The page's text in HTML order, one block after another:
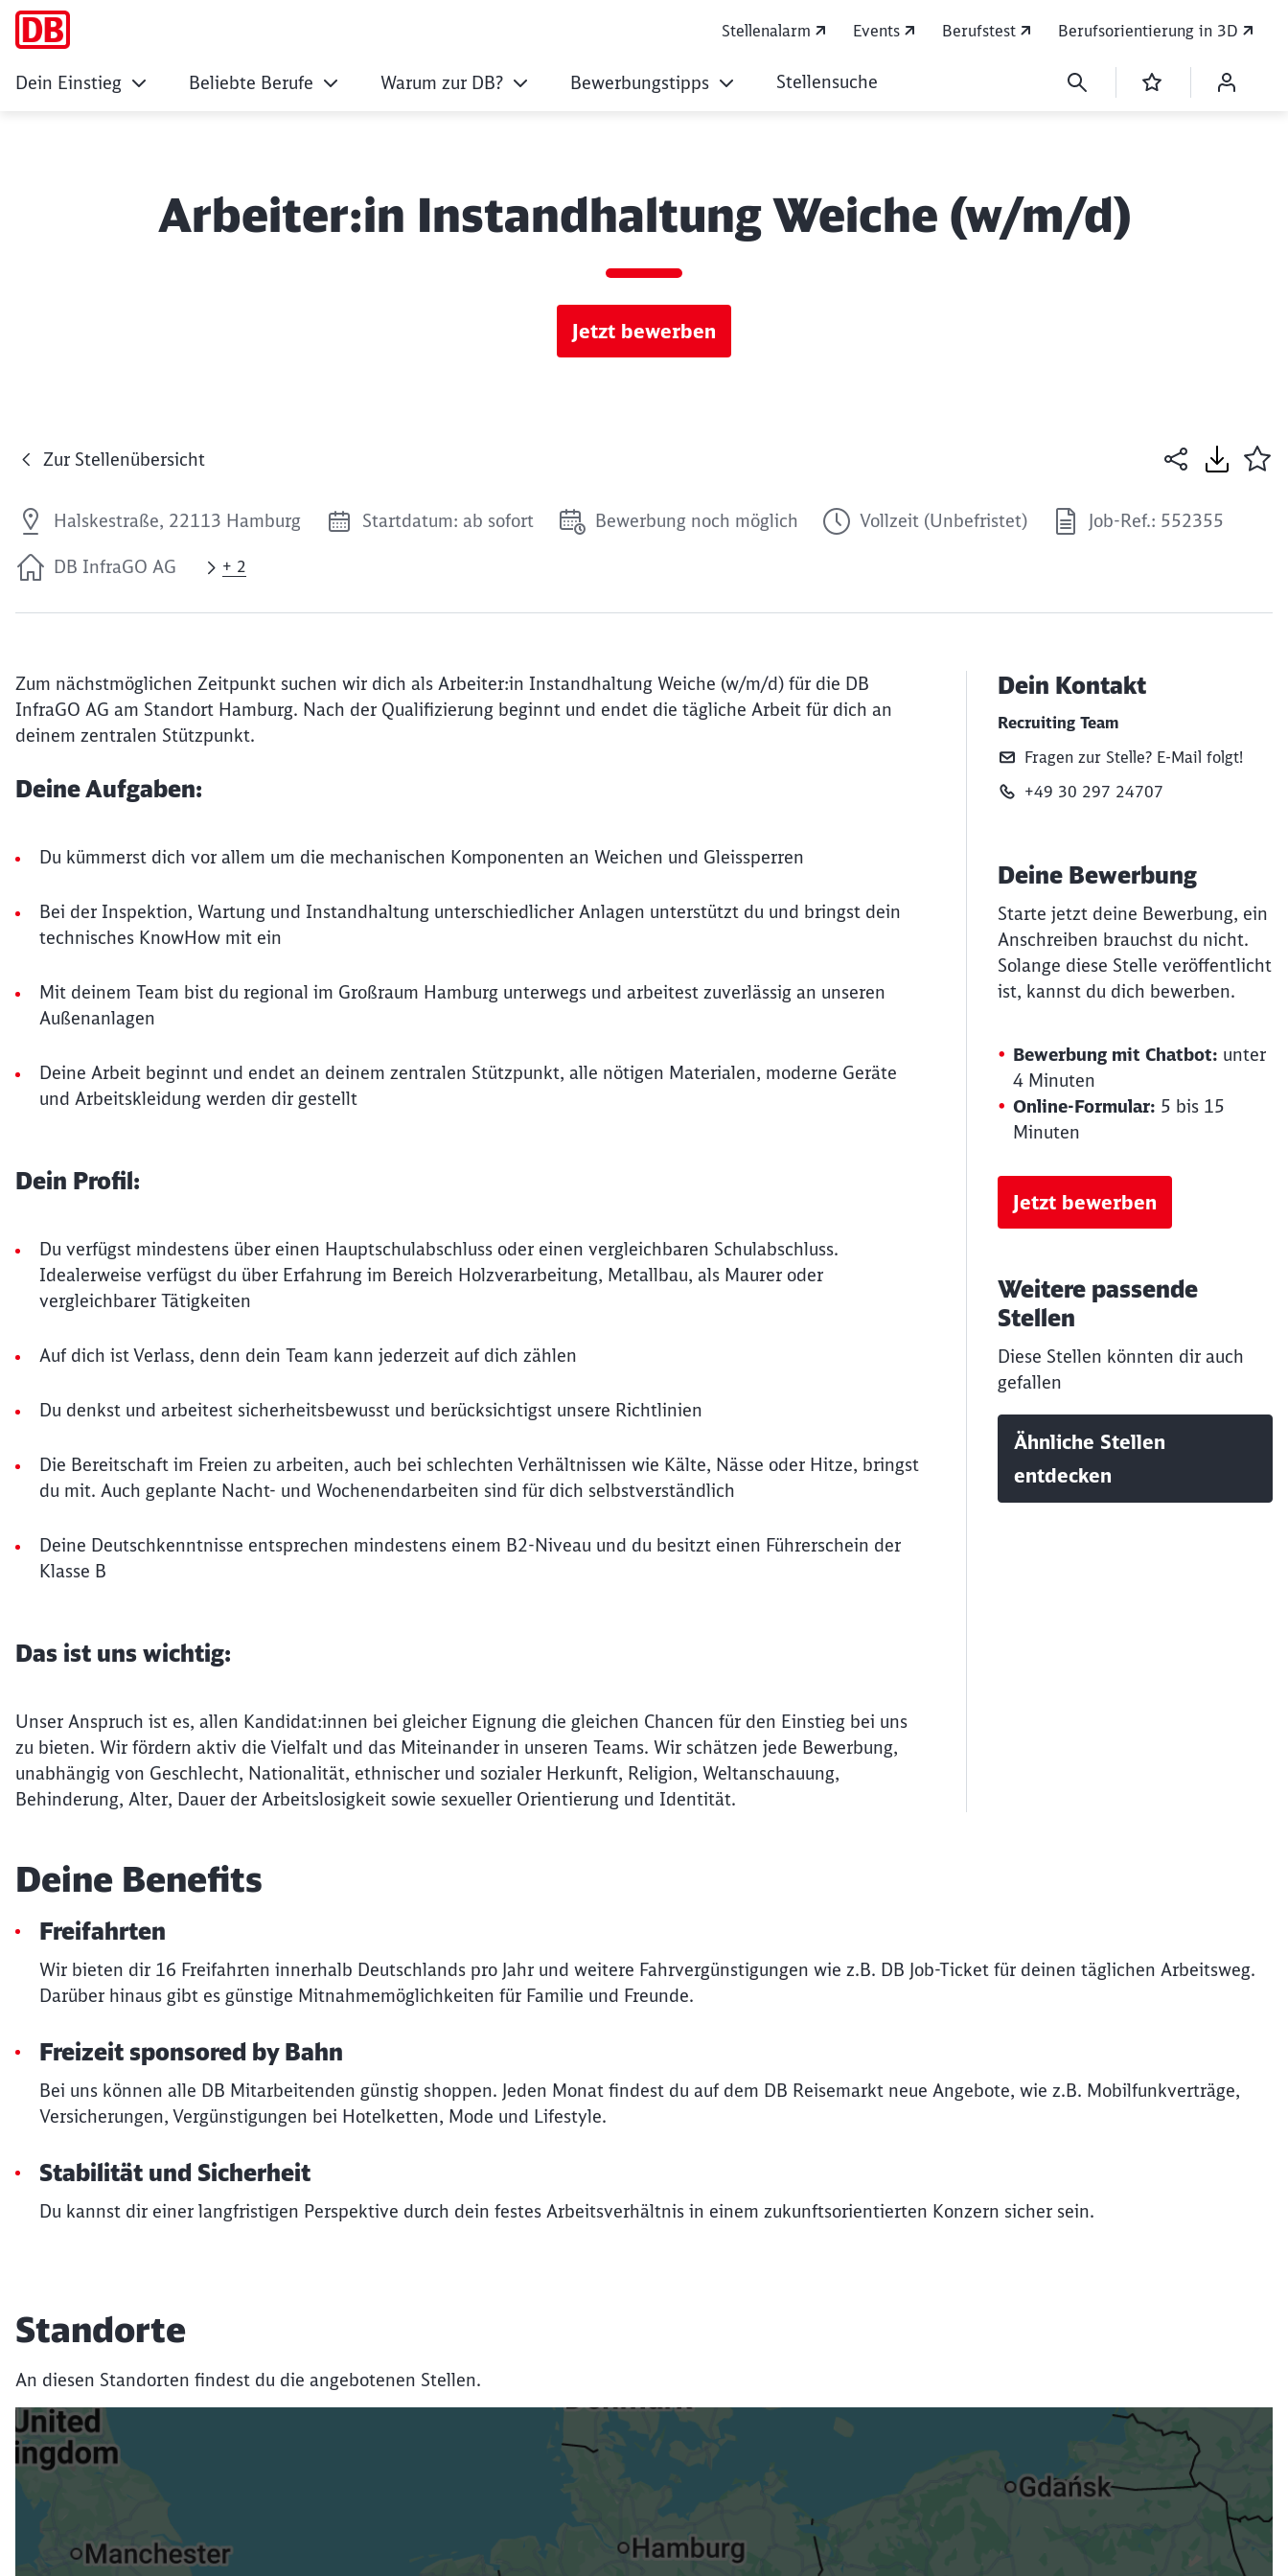
Stellenalarm Events Berufstest Berufsorientierung in 3D
Dein Einstieg Beliebte Berufe Warum zur DB? Bewerbungstipps Stellensuche
Arbeiter:in Instandhaltung Weiche (w/m/d)
Jetzt bewerben
Zur Stellenübersicht
Halskestraße, 22113 Hamburg Startdatum: ab sofort Bewerbung noch möglich Vollzeit (Unbefristet) Job-Ref.: 552355
DB InfraGO AG + 2
Zum nächstmöglichen Zeitpunkt suchen wir dich als Arbeiter:in Instandhaltung Weiche (w/m/d) für die DB
InfraGO AG am Standort Hamburg. Nach der Qualifizierung beginnt und endet die tägliche Arbeit für dich an
deinem zentralen Stützpunkt.
Deine Aufgaben:
Du kümmerst dich vor allem um die mechanischen Komponenten an Weichen und Gleissperren
Bei der Inspektion, Wartung und Instandhaltung unterschiedlicher Anlagen unterstützt du und bringst dein
technisches KnowHow mit ein
Mit deinem Team bist du regional im Großraum Hamburg unterwegs und arbeitest zuverlässig an unseren
Außenanlagen
Deine Arbeit beginnt und endet an deinem zentralen Stützpunkt, alle nötigen Materialen, moderne Geräte
und Arbeitskleidung werden dir gestellt
Dein Profil:
Du verfügst mindestens über einen Hauptschulabschluss oder einen vergleichbaren Schulabschluss.
Idealerweise verfügst du über Erfahrung im Bereich Holzverarbeitung, Metallbau, als Maurer oder
vergleichbarer Tätigkeiten
Auf dich ist Verlass, denn dein Team kann jederzeit auf dich zählen
Du denkst und arbeitest sicherheitsbewusst und berücksichtigst unsere Richtlinien
Die Bereitschaft im Freien zu arbeiten, auch bei schlechten Verhältnissen wie Kälte, Nässe oder Hitze, bringst
du mit. Auch geplante Nacht- und Wochenendarbeiten sind für dich selbstverständlich
Deine Deutschkenntnisse entsprechen mindestens einem B2-Niveau und du besitzt einen Führerschein der
Klasse B
Das ist uns wichtig:
Unser Anspruch ist es, allen Kandidat:innen bei gleicher Eignung die gleichen Chancen für den Einstieg bei uns
zu bieten. Wir fördern aktiv die Vielfalt und das Miteinander in unseren Teams. Wir schätzen jede Bewerbung,
unabhängig von Geschlecht, Nationalität, ethnischer und sozialer Herkunft, Religion, Weltanschauung,
Behinderung, Alter, Dauer der Arbeitslosigkeit sowie sexueller Orientierung und Identität.
Dein Kontakt
Recruiting Team
Fragen zur Stelle? E‑Mail folgt!
+49 30 297 24707
Deine Bewerbung
Starte jetzt deine Bewerbung, ein
Anschreiben brauchst du nicht.
Solange diese Stelle veröffentlicht
ist, kannst du dich bewerben.
Bewerbung mit Chatbot: unter
4 Minuten
Online-Formular: 5 bis 15
Minuten
Jetzt bewerben
Weitere passende
Stellen
Diese Stellen könnten dir auch
gefallen
Ähnliche Stellen
entdecken
Deine Benefits
Freifahrten
Wir bieten dir 16 Freifahrten innerhalb Deutschlands pro Jahr und weitere Fahrvergünstigungen wie z.B. DB Job-Ticket für deinen täglichen Arbeitsweg.
Darüber hinaus gibt es günstige Mitnahmemöglichkeiten für Familie und Freunde.
Freizeit sponsored by Bahn
Bei uns können alle DB Mitarbeitenden günstig shoppen. Jeden Monat findest du auf dem DB Reisemarkt neue Angebote, wie z.B. Mobilfunkverträge,
Versicherungen, Vergünstigungen bei Hotelketten, Mode und Lifestyle.
Stabilität und Sicherheit
Du kannst dir einer langfristigen Perspektive durch dein festes Arbeitsverhältnis in einem zukunftsorientierten Konzern sicher sein.
Standorte
An diesen Standorten findest du die angebotenen Stellen.
Möchten Sie zuweitergeleitet werden?